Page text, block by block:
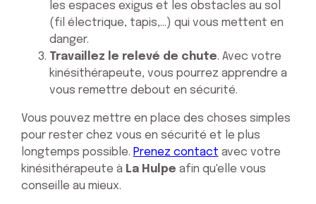
les espaces exigus et les obstacles au sol
(fil électrique, tapis,...) qui vous mettent en
danger.
Travaillez le relevé de chute. Avec votre
kinésithérapeute, vous pourrez apprendre a
vous remettre debout en sécurité.
Vous pouvez mettre en place des choses simples
pour rester chez vous en sécurité et le plus
longtemps possible. Prenez contact avec votre
kinésithérapeute à La Hulpe afin qu'elle vous
conseille au mieux.